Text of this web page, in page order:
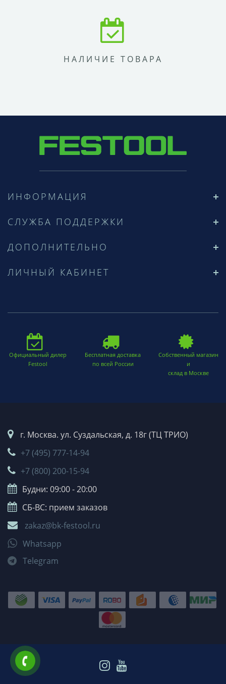
НАЛИЧИЕ ТОВАРА
ИНФОРМАЦИЯ
СЛУЖБА ПОДДЕРЖКИ
ДОПОЛНИТЕЛЬНО
ЛИЧНЫЙ КАБИНЕТ
Официальный дилер
Festool
Бесплатная доставка
по всей России
Собственный магазин
и
склад в Москве
г. Москва. ул. Суздальская, д. 18г (ТЦ ТРИО)
+7 (495) 777-14-94
+7 (800) 200-15-94
Будни: 09:00 - 20:00
СБ-ВС: прием заказов
zakaz@bk-festool.ru
Whatsapp
Telegram